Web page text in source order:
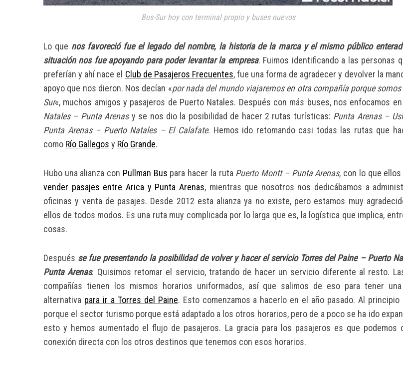
Bus-Sur hoy con terminal propio y buses nuevos
Lo que nos favoreció fue el legado del nombre, la historia de la marca y el mismo público
situación nos fue apoyando para poder levantar la empresa. Fuimos identificando a las personas
preferían y ahí nace el Club de Pasajeros Frecuentes, fue una forma de agradecer y devolver la
apoyo que nos dieron. Nos decían «por nada del mundo viajaremos en otra compañía porque somos
Sur«, muchos amigos y pasajeros de Puerto Natales. Después con más buses, nos enfocamos en
Natales – Punta Arenasy se nos dio la posibilidad de hacer 2 rutas turísticas: Punta Arenas –
Punta Arenas – Puerto Natales – El Calafate. Hemos ido retomando casi todas las rutas que
como Río Gallegos y Río Grande.
Hubo una alianza con Pullman Bus para hacer la ruta Puerto Montt – Punta Arenas, con lo que ellos
vender pasajes entre Arica y Punta Arenas, mientras que nosotros nos dedicábamos a
oficinas y venta de pasajes. Desde 2012 esta alianza ya no existe, pero estamos muy
ellos de todos modos. Es una ruta muy complicada por lo larga que es, la logística que implica,
cosas.
Después se fue presentando la posibilidad de volver y hacer el servicio Torres del Paine – Puerto
Punta Arenas. Quisimos retomar el servicio, tratando de hacer un servicio diferente al resto.
compañías tienen los mismos horarios uniformados, así que salimos de eso para tener
alternativa para ir a Torres del Paine. Esto comenzamos a hacerlo en el año pasado. Al principio
porque el sector turismo porque está adaptado a los otros horarios, pero de a poco se ha ido
esto y hemos aumentado el flujo de pasajeros. La gracia para los pasajeros es que podemos
conexión directa con los otros destinos que tenemos con esos horarios.